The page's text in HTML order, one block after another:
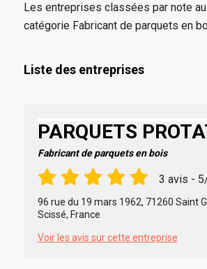
Les entreprises classées par note
catégorie Fabricant de parquets en
Liste des entreprises
PARQUETS
Fabricant de parquets en bois
3 avis -
96 rue du 19 mars 1962, 71260 Saint
Scissé, France
Voir les avis sur cette entreprise